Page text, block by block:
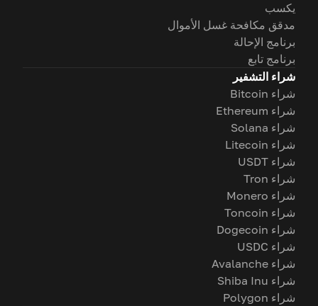
يكسب
مدقق مكافحة غسل الأموال
برنامج الإحالة
برنامج تابع
شراء التشفير
شراء Bitcoin
شراء Ethereum
شراء Solana
شراء Litecoin
شراء USDT
شراء Tron
شراء Monero
شراء Toncoin
شراء Dogecoin
شراء USDC
شراء Avalanche
شراء Shiba Inu
شراء Polygon